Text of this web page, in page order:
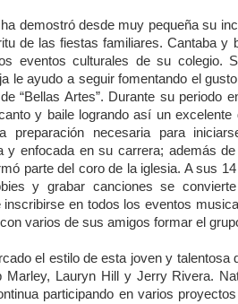
demostró desde muy pequeña su
de las fiestas familiares. Cantaba y
eventos culturales de su colegio.
le ayudo a seguir fomentando el
“Bellas Artes”. Durante su periodo
y baile logrando así un
preparación necesaria para
y enfocada en su carrera; además
parte del coro de la iglesia. A sus
y grabar canciones se
inscribirse en todos los eventos
varios de sus amigos formar el
el estilo de esta joven y talentosa
Lauryn Hill y Jerry Rivera.
participando en varios